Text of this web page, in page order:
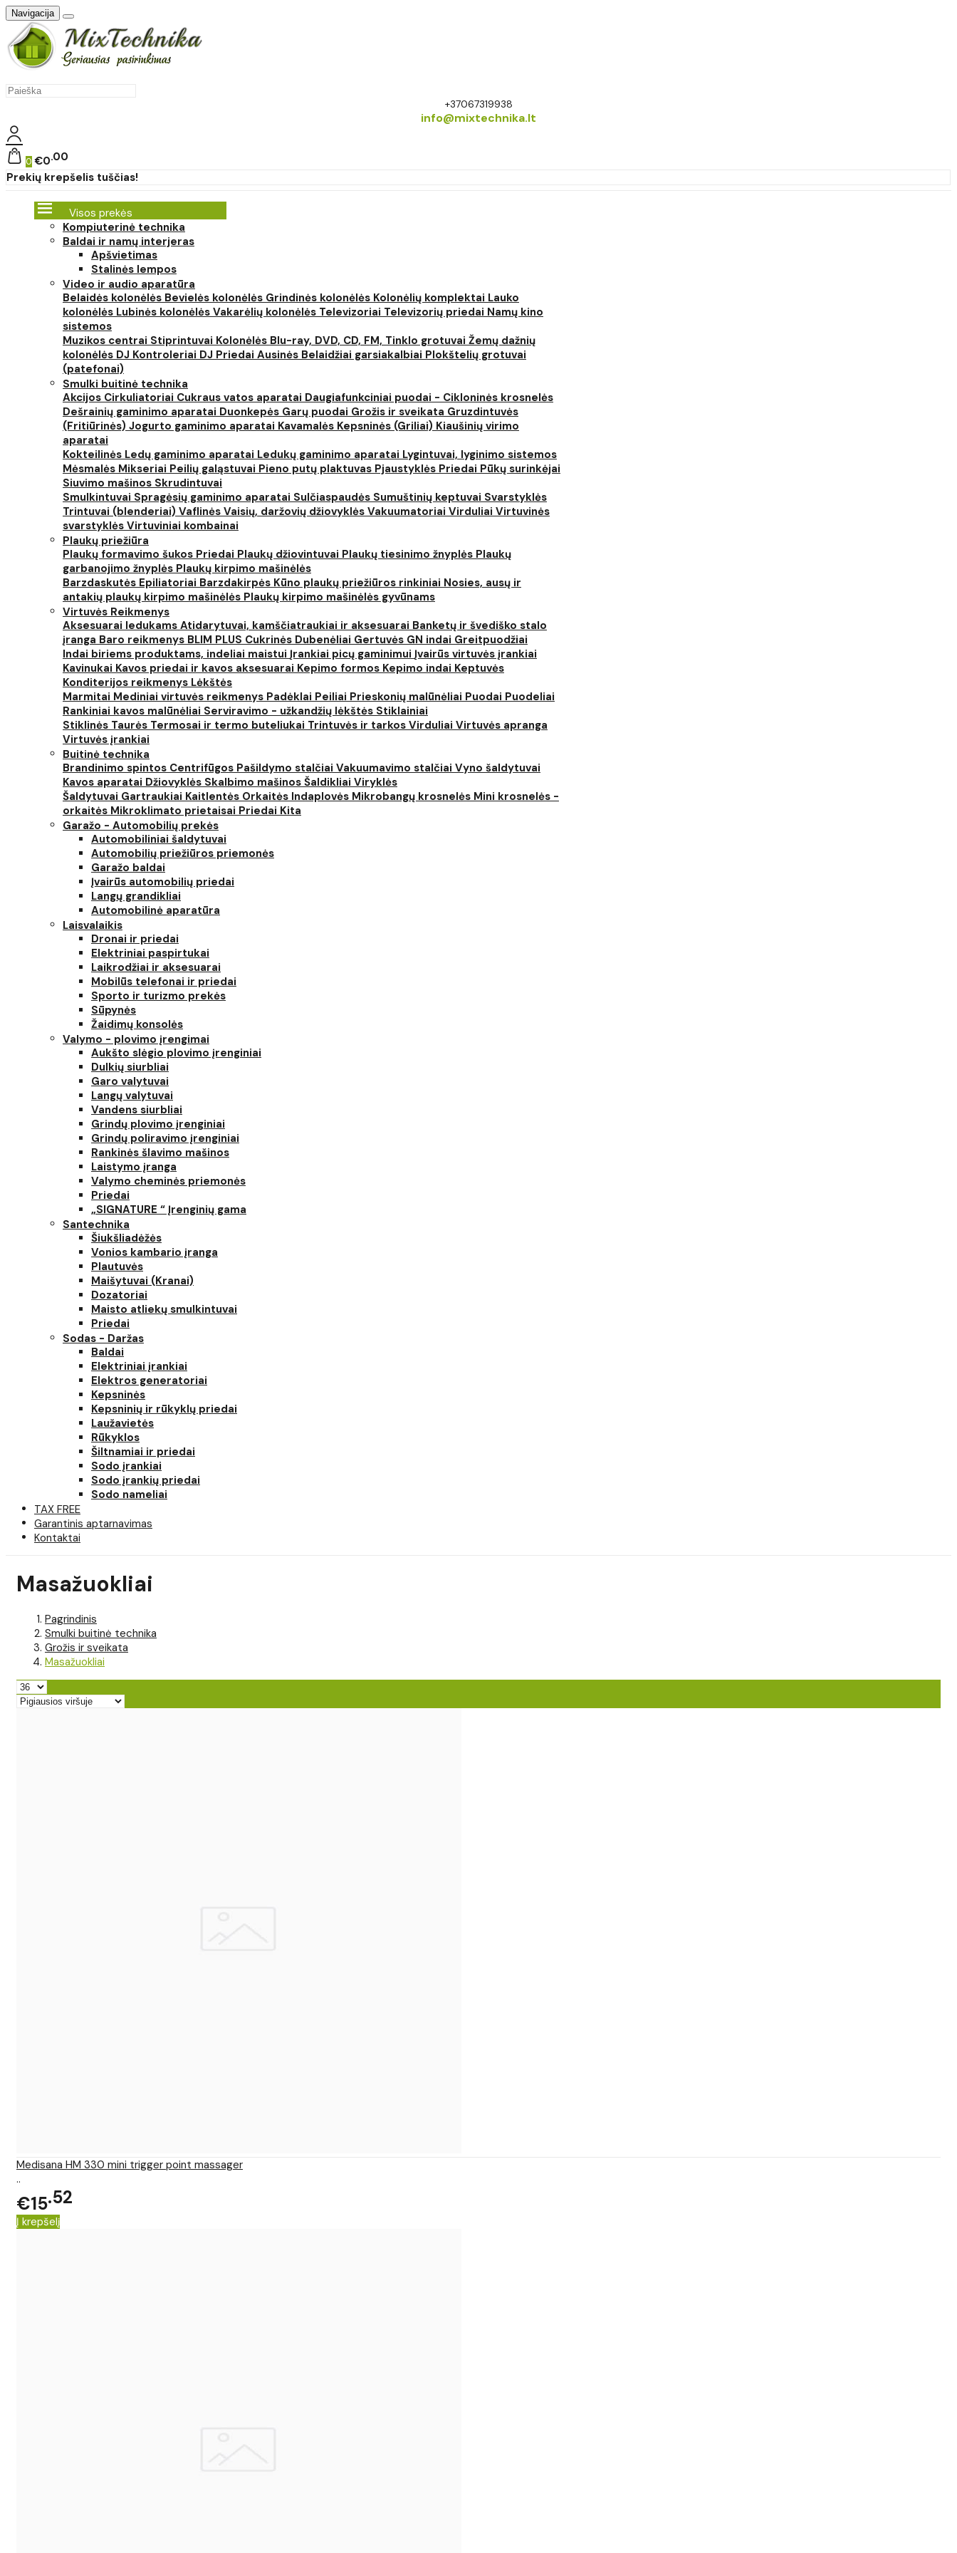
Navigacija
+37067319938
info@mixtechnika.lt
0 €0 00
Prekių krepšelis tuščias!
Visos prekės
Kompiuterinė technika
Baldai ir namų interjeras
Apšvietimas
Stalinės lempos
Video ir audio aparatūra
Belaidės kolonėlės Bevielės kolonėlės Grindinės kolonėlės Kolonėlių komplektai Lauko
kolonėlės Lubinės kolonėlės Vakarėlių kolonėlės Televizoriai Televizorių priedai Namų kino
sistemos
Muzikos centrai Stiprintuvai Kolonėlės Blu-ray, DVD, CD, FM, Tinklo grotuvai Žemų dažnių
kolonėlės DJ Kontroleriai DJ Priedai Ausinės Belaidžiai garsiakalbiai Plokštelių grotuvai
(patefonai)
Smulki buitinė technika
Akcijos Cirkuliatoriai Cukraus vatos aparatai Daugiafunkciniai puodai - Cikloninės krosnelės
Dešrainių gaminimo aparatai Duonkepės Garų puodai Grožis ir sveikata Gruzdintuvės
(Fritiūrinės) Jogurto gaminimo aparatai Kavamalės Kepsninės (Griliai) Kiaušinių virimo
aparatai
Kokteilinės Ledų gaminimo aparatai Ledukų gaminimo aparatai Lygintuvai, lyginimo sistemos
Mėsmalės Mikseriai Peilių galąstuvai Pieno putų plaktuvas Pjaustyklės Priedai Pūkų surinkėjai
Siuvimo mašinos Skrudintuvai
Smulkintuvai Spragėsių gaminimo aparatai Sulčiaspaudės Sumuštinių keptuvai Svarstyklės
Trintuvai (blenderiai) Vaflinės Vaisių, daržovių džiovyklės Vakuumatoriai Virduliai Virtuvinės
svarstyklės Virtuviniai kombainai
Plaukų priežiūra
Plaukų formavimo šukos Priedai Plaukų džiovintuvai Plaukų tiesinimo žnyplės Plaukų
garbanojimo žnyplės Plaukų kirpimo mašinėlės
Barzdaskutės Epiliatoriai Barzdakirpės Kūno plaukų priežiūros rinkiniai Nosies, ausų ir
antakių plaukų kirpimo mašinėlės Plaukų kirpimo mašinėlės gyvūnams
Virtuvės Reikmenys
Aksesuarai ledukams Atidarytuvai, kamščiatraukiai ir aksesuarai Banketų ir švediško stalo
įranga Baro reikmenys BLIM PLUS Cukrinės Dubenėliai Gertuvės GN indai Greitpuodžiai
Indai biriems produktams, indeliai maistui Įrankiai picų gaminimui Įvairūs virtuvės įrankiai
Kavinukai Kavos priedai ir kavos aksesuarai Kepimo formos Kepimo indai Keptuvės
Konditerijos reikmenys Lėkštės
Marmitai Mediniai virtuvės reikmenys Padėklai Peiliai Prieskonių malūnėliai Puodai Puodeliai
Rankiniai kavos malūnėliai Serviravimo - užkandžių lėkštės Stiklainiai
Stiklinės Taurės Termosai ir termo buteliukai Trintuvės ir tarkos Virduliai Virtuvės apranga
Virtuvės įrankiai
Buitinė technika
Brandinimo spintos Centrifūgos Pašildymo stalčiai Vakuumavimo stalčiai Vyno šaldytuvai
Kavos aparatai Džiovyklės Skalbimo mašinos Šaldikliai Viryklės
Šaldytuvai Gartraukiai Kaitlentės Orkaitės Indaplovės Mikrobangų krosnelės Mini krosnelės -
orkaitės Mikroklimato prietaisai Priedai Kita
Garažo - Automobilių prekės
Automobiliniai šaldytuvai
Automobilių priežiūros priemonės
Garažo baldai
Įvairūs automobilių priedai
Langų grandikliai
Automobilinė aparatūra
Laisvalaikis
Dronai ir priedai
Elektriniai paspirtukai
Laikrodžiai ir aksesuarai
Mobilūs telefonai ir priedai
Sporto ir turizmo prekės
Sūpynės
Žaidimų konsolės
Valymo - plovimo įrengimai
Aukšto slėgio plovimo įrenginiai
Dulkių siurbliai
Garo valytuvai
Langų valytuvai
Vandens siurbliai
Grindų plovimo įrenginiai
Grindų poliravimo įrenginiai
Rankinės šlavimo mašinos
Laistymo įranga
Valymo cheminės priemonės
Priedai
„SIGNATURE “ Įrenginių gama
Santechnika
Šiukšliadėžės
Vonios kambario įranga
Plautuvės
Maišytuvai (Kranai)
Dozatoriai
Maisto atliekų smulkintuvai
Priedai
Sodas - Daržas
Baldai
Elektriniai įrankiai
Elektros generatoriai
Kepsninės
Kepsninių ir rūkyklų priedai
Laužavietės
Rūkyklos
Šiltnamiai ir priedai
Sodo įrankiai
Sodo įrankių priedai
Sodo nameliai
TAX FREE
Garantinis aptarnavimas
Kontaktai
Masažuokliai
Pagrindinis
Smulki buitinė technika
Grožis ir sveikata
Masažuokliai
Medisana HM 330 mini trigger point massager
..
€15 52
Į krepšelį